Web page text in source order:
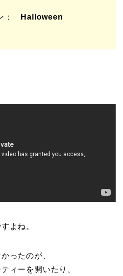
： Halloween
よね。
ったのが、
ィーを開いたり、